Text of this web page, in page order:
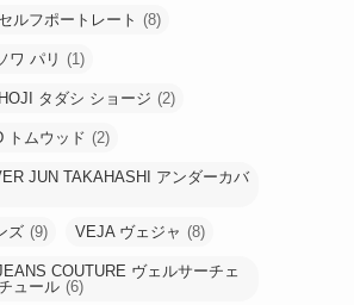
ルフポートレート (8)
ワ パリ (1)
タダシ ショージ (2)
トムウッド (2)
JUN TAKAHASHI アンダーカバ
ズ (9) VEJA ヴェジャ (8)
COUTURE ヴェルサーチェ
ュール (6)